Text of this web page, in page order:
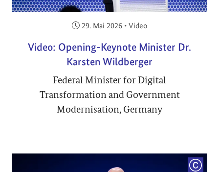
Veröffentlicht am:
29. Mai 2026 • Video
Video: Opening-Keynote Minister Dr.
Karsten Wildberger
Federal Minister for Digital
Transformation and Government
Modernisation, Germany